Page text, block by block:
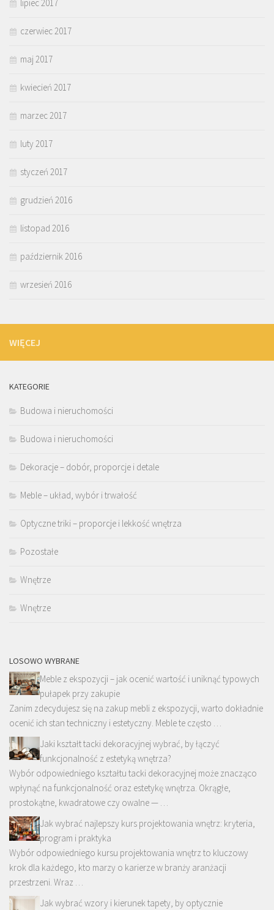
lipiec 2017
czerwiec 2017
maj 2017
kwiecień 2017
marzec 2017
luty 2017
styczeń 2017
grudzień 2016
listopad 2016
październik 2016
wrzesień 2016
WIĘCEJ
KATEGORIE
Budowa i nieruchomości
Budowa i nieruchomości
Dekoracje – dobór, proporcje i detale
Meble – układ, wybór i trwałość
Optyczne triki – proporcje i lekkość wnętrza
Pozostałe
Wnętrze
Wnętrze
LOSOWO WYBRANE
Meble z ekspozycji – jak ocenić wartość i uniknąć typowych
pułapek przy zakupie
Zanim zdecydujesz się na zakup mebli z ekspozycji, warto dokładnie
ocenić ich stan techniczny i estetyczny. Meble te często …
Jaki kształt tacki dekoracyjnej wybrać, by łączyć
funkcjonalność z estetyką wnętrza?
Wybór odpowiedniego kształtu tacki dekoracyjnej może znacząco
wpłynąć na funkcjonalność oraz estetykę wnętrza. Okrągłe,
prostokątne, kwadratowe czy owalne — …
Jak wybrać najlepszy kurs projektowania wnętrz: kryteria,
program i praktyka
Wybór odpowiedniego kursu projektowania wnętrz to kluczowy
krok dla każdego, kto marzy o karierze w branży aranżacji
przestrzeni. Wraz …
Jak wybrać wzory i kierunek tapety, by optycznie